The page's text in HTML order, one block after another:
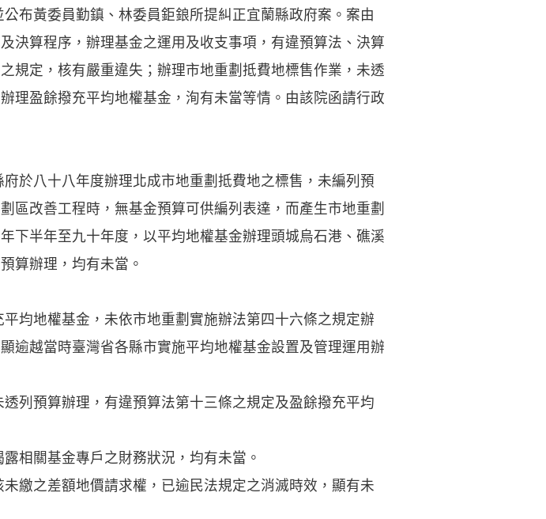
布黃委員勤鎮、林委員鉅鋃所提糾正宜蘭縣政府案。案由
決算程序，辦理基金之運用及收支事項，有違預算法、決算
規定，核有嚴重違失；辦理市地重劃抵費地標售作業，未透
理盈餘撥充平均地權基金，洵有未當等情。由該院函請行政
於八十八年度辦理北成市地重劃抵費地之標售，未編列預
區改善工程時，無基金預算可供編列表達，而產生市地重劃
下半年至九十年度，以平均地權基金辦理頭城烏石港、礁溪
算辦理，均有未當。
均地權基金，未依市地重劃實施辦法第四十六條之規定辦
逾越當時臺灣省各縣市實施平均地權基金設置及管理運用辦
列預算辦理，有違預算法第十三條之規定及盈餘撥充平均
相關基金專戶之財務狀況，均有未當。
繳之差額地價請求權，已逾民法規定之消滅時效，顯有未